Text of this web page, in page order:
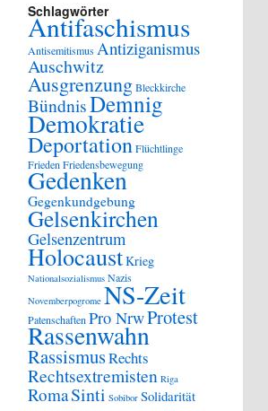
Schlagwörter
Antifaschismus
Antisemitismus Antiziganismus
Auschwitz
AusgrenzungBleckkirche
BündnisDemnig
Demokratie
DeportationFlüchtlinge
FriedenFriedensbewegung
Gedenken
Gegenkundgebung
Gelsenkirchen
Gelsenzentrum
HolocaustKrieg
Nationalsozialismus Nazis
Novemberpogrome NS-Zeit
PatenschaftenPro NrwProtest
Rassenwahn
RassismusRechts
Rechtsextremisten Riga
RomaSinti Sobibor Solidarität